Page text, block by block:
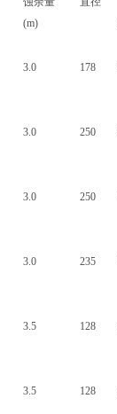
(m)
3.0 178
3.0 250
3.0
250
3.0 235
3.5 128
3.5 128